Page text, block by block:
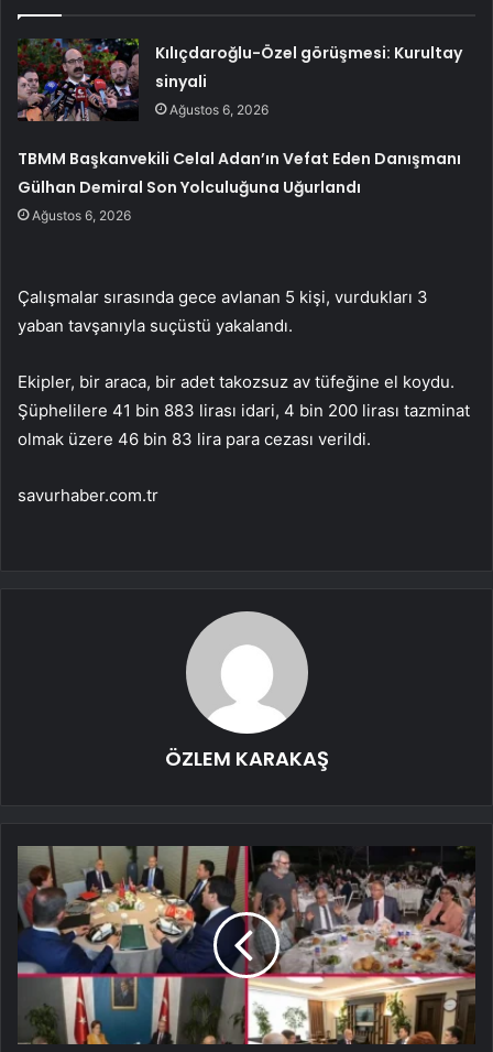
Kılıçdaroğlu-Özel görüşmesi: Kurultay
sinyali
Ağustos 6, 2026
TBMM Başkanvekili Celal Adan’ın Vefat Eden Danışmanı
Gülhan Demiral Son Yolculuğuna Uğurlandı
Ağustos 6, 2026
Çalışmalar sırasında gece avlanan 5 kişi, vurdukları 3
yaban tavşanıyla suçüstü yakalandı.
Ekipler, bir araca, bir adet takozsuz av tüfeğine el koydu.
Şüphelilere 41 bin 883 lirası idari, 4 bin 200 lirası tazminat
olmak üzere 46 bin 83 lira para cezası verildi.
savurhaber.com.tr
ÖZLEM KARAKAŞ